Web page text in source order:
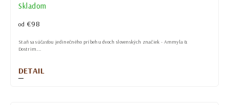
Skladom
od €98
DETAIL
Staň sa súčasťou jedinečného príbehu dvoch slovenských značiek - Ammyla &
Dostrim....